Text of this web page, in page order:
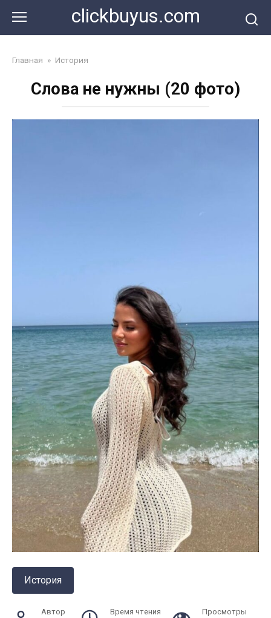
контенту
clickbuyus.com
Главная » История
Слова не нужны (20 фото)
История
Автор Время чтения Просмотры